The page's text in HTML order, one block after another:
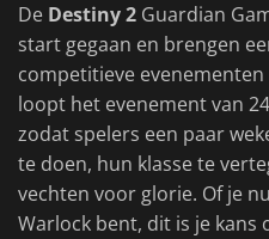
De Destiny 2 Guardian
start gegaan en brengen
competitieve
loopt het evenement van
zodat spelers een paar
te doen, hun klasse te
vechten voor glorie. Of je
Warlock bent, dit is je kans